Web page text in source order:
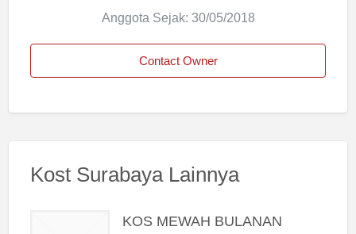
Anggota Sejak: 30/05/2018
Contact Owner
Kost Surabaya Lainnya
KOS MEWAH BULANAN